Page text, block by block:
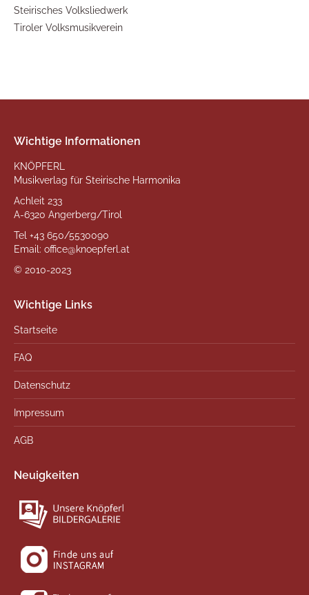
Steirisches Volksliedwerk
Tiroler Volksmusikverein
Wichtige Informationen
KNÖPFERL
Musikverlag für Steirische Harmonika
Achleit 233
A-6320 Angerberg/Tirol
Tel +43 650/5530090
Email: office@knoepferl.at
© 2010-2023
Wichtige Links
Startseite
FAQ
Datenschutz
Impressum
AGB
Neuigkeiten